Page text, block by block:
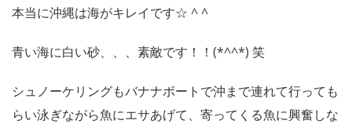
本当に沖縄は海がキレイです☆ ^ ^
青い海に白い砂、、、素敵です！！(*^^*) 笑
シュノーケリングもバナナボートで沖まで連れて行っても
らい泳ぎながら魚にエサあげて、寄ってくる魚に興奮しな